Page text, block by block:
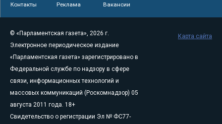
Контакты Реклама Вакансии
© «Парламентская газета», 2026 г.
Электронное периодическое издание
«Парламентская газета» зарегистрировано в
Федеральной службе по надзору в сфере
связи, информационных технологий и
массовых коммуникаций (Роскомнадзор) 05
августа 2011 года. 18+
Свидетельство о регистрации Эл № ФС77-
Карта сайта